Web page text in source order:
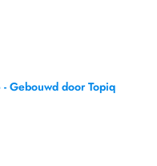
Gebouwd door Topiq